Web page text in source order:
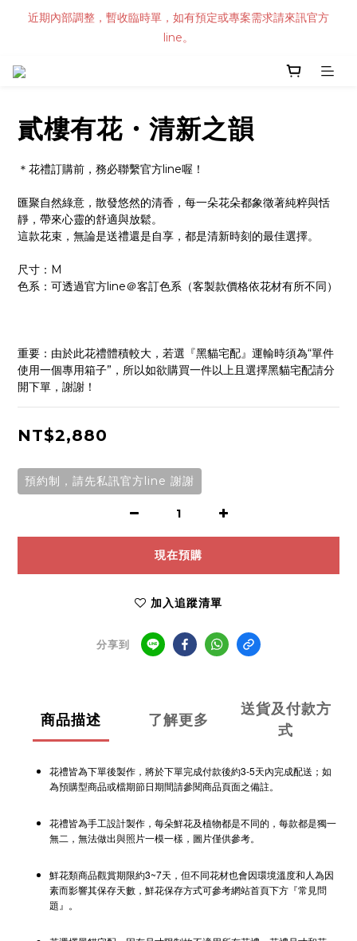
近期內部調整，暫收臨時單，如有預定或專案需求請來訊官方
line。
貳樓有花・清新之韻
＊花禮訂購前，務必聯繫官方line喔！
匯聚自然綠意，散發悠然的清香，每一朵花朵都象徵著純粹與恬
靜，帶來心靈的舒適與放鬆。
這款花束，無論是送禮還是自享，都是清新時刻的最佳選擇。
尺寸：M
色系：可透過官方line＠客訂色系（客製款價格依花材有所不同）
重要：由於此花禮體積較大，若選『黑貓宅配』運輸時須為“單件
使用一個專用箱子”，所以如欲購買一件以上且選擇黑貓宅配請分
開下單，謝謝！
NT$2,880
預約制，請先私訊官方line 謝謝
現在預購
加入追蹤清單
分享到
商品描述 了解更多
送貨及付款方
式
花禮皆為下單後製作，將於下單完成付款後約3-5天內完成配送；如
為預購型商品或檔期節日期間請參閱商品頁面之備註。
花禮皆為手工設計製作，每朵鮮花及植物都是不同的，每款都是獨一
無二，無法做出與照片一模一樣，圖片僅供參考。
鮮花類商品觀賞期限約3~7天，但不同花材也會因環境溫度和人為因
素而影響其保存天數，鮮花保存方式可參考網站首頁下方『常見問
題』。